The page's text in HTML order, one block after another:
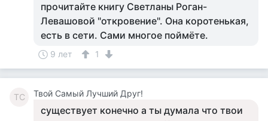
прочитайте книгу Светланы Роган-
Левашовой "откровение". Она коротенькая,
есть в сети. Сами многое поймёте.
9 лет 1
ТС Твой Самый Лучший Друг!
существует конечно а ты думала что твои